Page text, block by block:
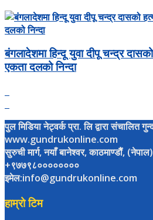
बंगलादेशमा हिन्दू युवा दीपू चन्द्र
एकता दलको निन्दा
पुल मिडिया नेट्वर्क प्रा. लि द्वारा
www.gundrukonline.com
सुरुची मार्ग, नयाँ बानेश्वर, काठमाण्डौैं, (नेपाल)
+९७७९८००००००००
इमेल:info@gundrukonline.com
हाम्रो टिम